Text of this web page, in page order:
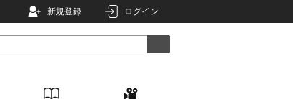
新規登録 ログイン